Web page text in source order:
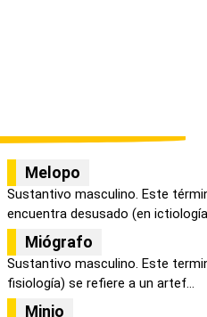
Melopo
Sustantivo masculino. Este
encuentra desusado (en
Miógrafo
Sustantivo masculino. Este
fisiología) se refiere a un artef...
Minio